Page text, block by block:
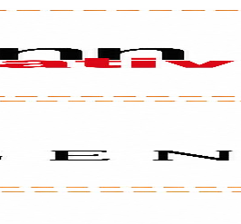
לכל שאלה אנחנו